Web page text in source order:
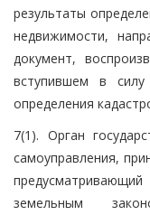
результаты
недвижимости,
документ,
вступившем в
определения
7(1). Орган
самоуправления,
земельным